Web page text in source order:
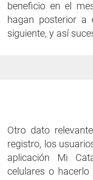
beneficio en el
hagan posterior a
siguiente, y así
Otro dato
registro, los
aplicación Mi
celulares o